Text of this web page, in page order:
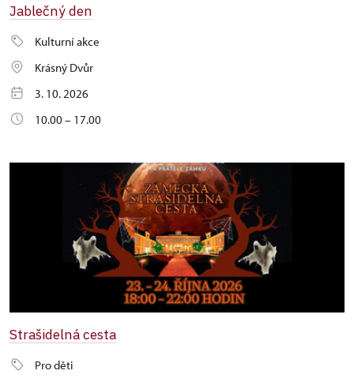
Jablečný den
Kulturní akce
Krásný Dvůr
3. 10. 2026
10.00 – 17.00
Strašidelná cesta
Pro děti